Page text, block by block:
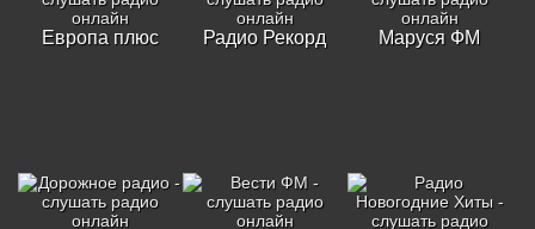
Европа плюс Радио Рекорд Маруся ФМ